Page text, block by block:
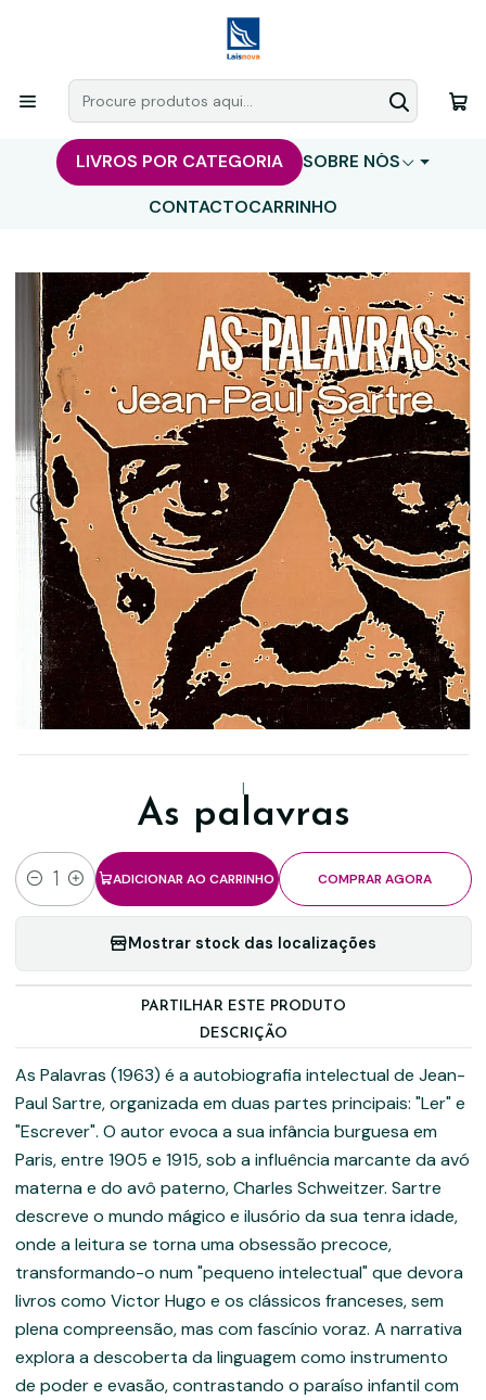
LIVROS POR CATEGORIA
SOBRE NÓS
CONTACTOCARRINHO
|
As palavras
Quantidade
ADICIONAR AO CARRINHO COMPRAR AGORA
Mostrar stock das localizações
PARTILHAR ESTE PRODUTO
DESCRIÇÃO
As Palavras (1963) é a autobiografia intelectual de Jean-
Paul Sartre, organizada em duas partes principais: "Ler" e
"Escrever". O autor evoca a sua infância burguesa em
Paris, entre 1905 e 1915, sob a influência marcante da avó
materna e do avô paterno, Charles Schweitzer. Sartre
descreve o mundo mágico e ilusório da sua tenra idade,
onde a leitura se torna uma obsessão precoce,
transformando-o num "pequeno intelectual" que devora
livros como Victor Hugo e os clássicos franceses, sem
plena compreensão, mas com fascínio voraz. A narrativa
explora a descoberta da linguagem como instrumento
de poder e evasão, contrastando o paraíso infantil com